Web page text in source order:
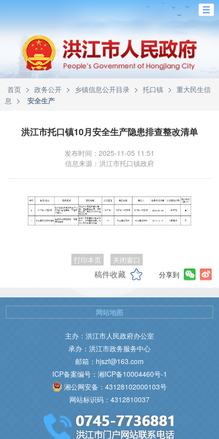
首页 > 政务公开 > 乡镇信息公开目录 > 托口镇 > 重大民生信
息 > 安全生产
洪江市托口镇10月安全生产隐患排查整改清单
发布时间：2025-11-05 11:51
信息来源：洪江市托口镇政府
打印本页 关闭窗口
稿件收藏 分享到
主办：洪江市人民政府办公室
承办：洪江市政务服务中心
邮箱：hjszf@163.com
ICP备案编号：湘ICP备10004460号-1
湘公网安备：43128102000103号
网站标识码：4312810037
网站地图